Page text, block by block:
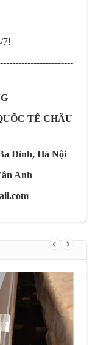
7!
TẾ CHÂU
Đình, Hà Nội
Anh